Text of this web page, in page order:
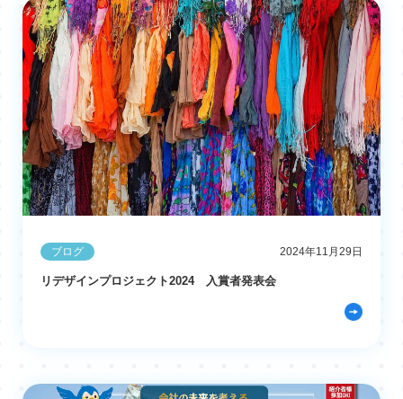
ブログ 2024年11月29日
リデザインプロジェクト2024 入賞者発表会